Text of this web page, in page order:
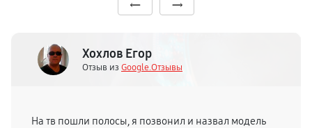
Хохлов Егор
Отзыв из Google.Отзывы
На тв пошли полосы, я позвонил и назвал модель